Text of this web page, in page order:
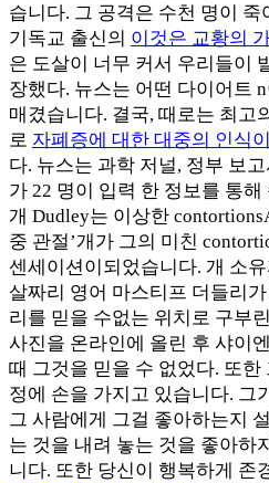
습니다. 그 공격은 수천 명이 죽
기독교 출신의 이것은 교황의
은 도살이 너무 커서 우리들이
장했다. 뉴스는 어떤 다이어트
매겼습니다. 결국, 때로는 최고
로 자폐증에 대한 대중의 인식
다. 뉴스는 과학 저널, 정부 보
가 22 명이 입력 한 정보를 통
개 Dudley는 이상한
중 관절’개가 그의 미친
센세이션이되었습니다. 개 소
살짜리 영어 마스티프 더들리
리를 믿을 수없는 위치로 구부
사진을 온라인에 올린 후 샤이
때 그것을 믿을 수 없었다. 또
정에 손을 가지고 있습니다. 그
그 사람에게 그걸 좋아하는지
는 것을 내려 놓는 것을 좋아하
니다. 또한 당신이 행복하게 존